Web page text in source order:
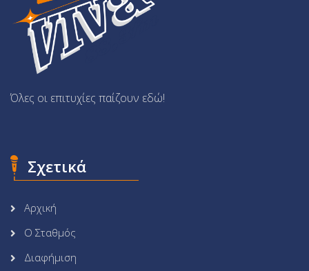
Όλες οι επιτυχίες παίζουν εδώ!
Σχετικά
Αρχική
Ο Σταθμός
Διαφήμιση